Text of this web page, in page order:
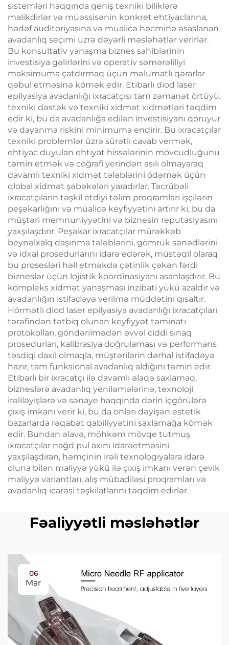
sistemləri haqqında geniş texniki biliklərə
malikdirlər və müəssisənin konkret ehtiyaclarına,
hədəf auditoriyasına və müalicə həcminə əsaslanan
avadanlıq seçimi üzrə dəyərli məsləhətlər verirlər.
Bu konsultativ yanaşma biznes sahiblərinin
investisiya gəlirlərini və operativ səmərəliliyi
maksimuma çatdırmaq üçün məlumatlı qərarlar
qəbul etməsinə kömək edir. Etibarlı diod laser
epilyasiya avadanlığı ixracatçısı tam zəmanət örtüyü,
texniki dəstək və texniki xidmət xidmətləri təqdim
edir ki, bu da avadanlığa edilən investisiyanı qoruyur
və dayanma riskini minimuma endirir. Bu ixracatçılar
texniki problemlər üzrə sürətli cavab vermək,
ehtiyac duyulan ehtiyat hissələrinin mövcudluğunu
təmin etmək və coğrafi yerindən asılı olmayaraq
davamlı texniki xidmət tələblərini ödəmək üçün
qlobal xidmət şəbəkələri yaradırlar. Təcrübəli
ixracatçıların təşkil etdiyi təlim proqramları işçilərin
peşəkarlığını və müalicə keyfiyyətini artırır ki, bu da
müştəri memnuniyyətini və biznesin reputasiyasını
yaxşılaşdırır. Peşəkar ixracatçılar mürəkkəb
beynəlxalq daşınma tələblərini, gömrük sənədlərini
və idxal prosedurlarını idarə edərək, müstəqil olaraq
bu prosesləri həll etməkdə çətinlik çəkən fərdi
bizneslər üçün lojistik koordinasiyanı asanlaşdırır. Bu
kompleks xidmət yanaşması inzibati yükü azaldır və
avadanlığın istifadəyə verilmə müddətini qısaltır.
Hörmətli diod laser epilyasiya avadanlığı ixracatçıları
tərəfindən tətbiq olunan keyfiyyət təminatı
protokolları, göndərilmədən əvvəl ciddi sınaq
prosedurları, kalibrasiya doğrulaması və performans
təsdiqi daxil olmaqla, müştərilərin dərhal istifadəyə
hazır, tam funksional avadanlıq aldığını təmin edir.
Etibarlı bir ixracatçı ilə davamlı əlaqə saxlamaq,
bizneslərə avadanlıq yeniləmələrinə, texnoloji
irəliləyişlərə və sənaye haqqında dərin içgörülərə
çıxış imkanı verir ki, bu da onları dəyişən estetik
bazarlarda rəqabət qabiliyyətini saxlamağa kömək
edir. Bundan əlavə, möhkəm mövqe tutmuş
ixracatçılar nağd pul axını idarəetməsini
yaxşılaşdıran, həmçinin irəli texnologiyalara idarə
oluna bilən maliyyə yükü ilə çıxış imkanı verən çevik
maliyyə variantları, alış mübadiləsi proqramları və
avadanlıq icarəsi təşkilatlarını təqdim edirlər.
Fəaliyyətli məsləhətlər
06
Mar